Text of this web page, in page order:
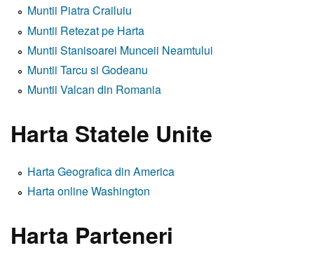
Muntii Piatra Crailuiu
Muntii Retezat pe Harta
Muntii Stanisoarei Munceii Neamtului
Muntii Tarcu si Godeanu
Muntii Valcan din Romania
Harta Statele Unite
Harta Geografica din America
Harta online Washington
Harta Parteneri